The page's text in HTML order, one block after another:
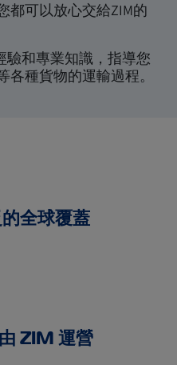
都可以放心交給ZIM的
驗和專業知識，指導您
種貨物的運輸過程。
全球覆蓋
ZIM 運營